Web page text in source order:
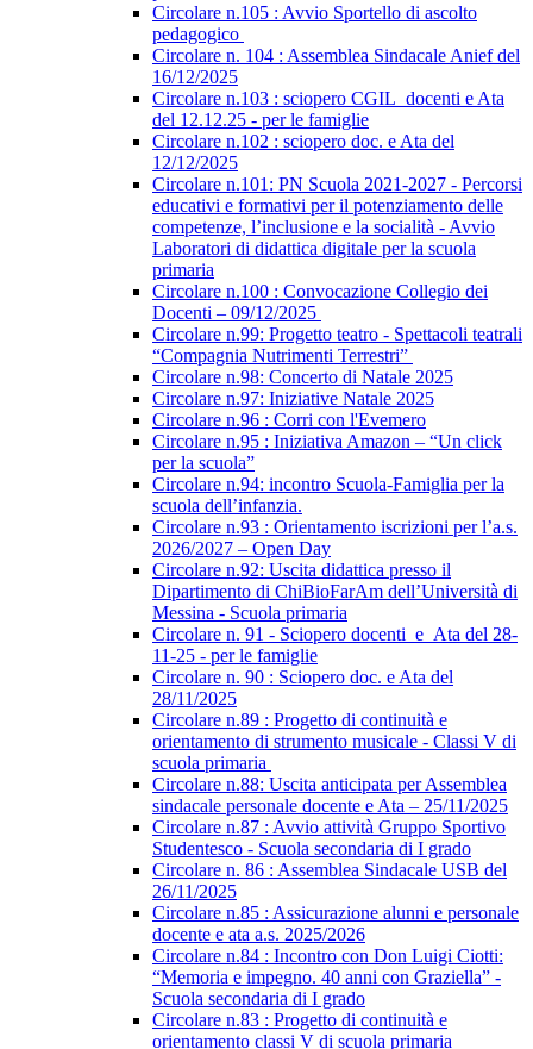
Circolare n.105 : Avvio Sportello di ascolto
pedagogico
Circolare n. 104 : Assemblea Sindacale Anief del
16/12/2025
Circolare n.103 : sciopero CGIL_docenti e Ata
del 12.12.25 - per le famiglie
Circolare n.102 : sciopero doc. e Ata del
12/12/2025
Circolare n.101: PN Scuola 2021-2027 - Percorsi
educativi e formativi per il potenziamento delle
competenze, l’inclusione e la socialità - Avvio
Laboratori di didattica digitale per la scuola
primaria
Circolare n.100 : Convocazione Collegio dei
Docenti – 09/12/2025
Circolare n.99: Progetto teatro - Spettacoli teatrali
“Compagnia Nutrimenti Terrestri”
Circolare n.98: Concerto di Natale 2025
Circolare n.97: Iniziative Natale 2025
Circolare n.96 : Corri con l'Evemero
Circolare n.95 : Iniziativa Amazon – “Un click
per la scuola”
Circolare n.94: incontro Scuola-Famiglia per la
scuola dell’infanzia.
Circolare n.93 : Orientamento iscrizioni per l’a.s.
2026/2027 – Open Day
Circolare n.92: Uscita didattica presso il
Dipartimento di ChiBioFarAm dell’Università di
Messina - Scuola primaria
Circolare n. 91 - Sciopero docenti_e_Ata del 28-
11-25 - per le famiglie
Circolare n. 90 : Sciopero doc. e Ata del
28/11/2025
Circolare n.89 : Progetto di continuità e
orientamento di strumento musicale - Classi V di
scuola primaria
Circolare n.88: Uscita anticipata per Assemblea
sindacale personale docente e Ata – 25/11/2025
Circolare n.87 : Avvio attività Gruppo Sportivo
Studentesco - Scuola secondaria di I grado
Circolare n. 86 : Assemblea Sindacale USB del
26/11/2025
Circolare n.85 : Assicurazione alunni e personale
docente e ata a.s. 2025/2026
Circolare n.84 : Incontro con Don Luigi Ciotti:
“Memoria e impegno. 40 anni con Graziella” -
Scuola secondaria di I grado
Circolare n.83 : Progetto di continuità e
orientamento classi V di scuola primaria